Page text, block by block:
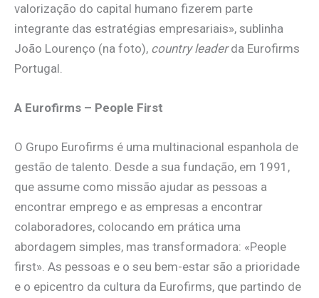
valorização do capital humano fizerem parte
integrante das estratégias empresariais», sublinha
João Lourenço (na foto), country leaderda Eurofirms
Portugal.
A Eurofirms – People First
O Grupo Eurofirms é uma multinacional espanhola de
gestão de talento. Desde a sua fundação, em 1991,
que assume como missão ajudar as pessoas a
encontrar emprego e as empresas a encontrar
colaboradores, colocando em prática uma
abordagem simples, mas transformadora: «People
first». As pessoas e o seu bem-estar são a prioridade
e o epicentro da cultura da Eurofirms, que partindo de